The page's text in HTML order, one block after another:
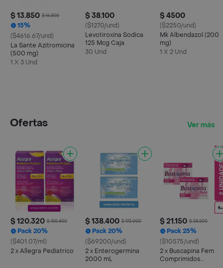
$ 13.850 $ 16.300
15%
($4616.67/und)
La Sante Azitromicina
(500 mg)
1 X 3 Und
$ 38.100
($1270/und)
Levotiroxina Sodica
125 Mcg Caja
30 Und
$ 4500
($2250/und)
Mk Albendazol (200
mg)
1 X 2 Und
Ofertas Ver más
$ 120.320 $ 150.400
Pack 20%
($401.07/ml)
2 x Allegra Pediatrico
$ 138.400 $ 173.000
Pack 20%
($69200/und)
2 x Enterogermina
2000 mL
$ 21.150 $ 28.200
Pack 25%
($10575/und)
2 x Buscapina Fem
Comprimidos